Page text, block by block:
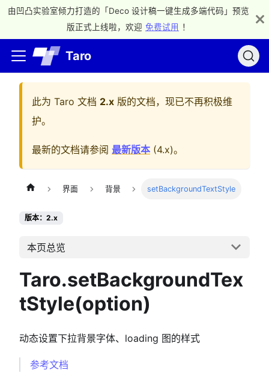
由凹凸实验室倾力打造的「Deco 设计稿一键生成多端代码」预览
版正式上线啦，欢迎 免费试用 ！
Taro
此为 Taro 文档 2.x 版的文档，现已不再积极维
护。
最新的文档请参阅 最新版本 (4.x)。
界面 背景 setBackgroundTextStyle
版本：2.x
本页总览
Taro.setBackgroundTex
tStyle(option)
动态设置下拉背景字体、loading 图的样式
参考文档